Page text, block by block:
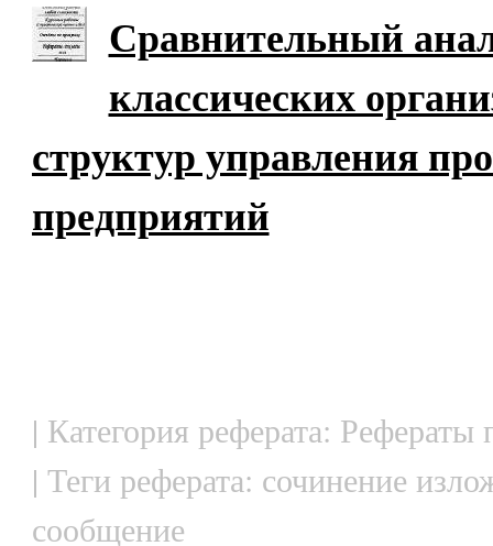
Сравнительный
классических
структур управления
предприятий
| Категория реферата: Рефераты
| Теги реферата: сочинение
сообщение